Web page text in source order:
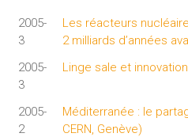
2005-
3
Les réacteurs
2 milliards d’années
2005-
3
Linge sale et innovation
2005-
2
Méditerranée : le
CERN, Genève)